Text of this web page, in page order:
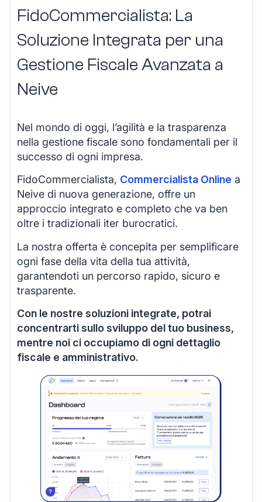
FidoCommercialista: La
Soluzione Integrata per una
Gestione Fiscale Avanzata a
Neive
Nel mondo di oggi, l’agilità e la trasparenza
nella gestione fiscale sono fondamentali per il
successo di ogni impresa.
FidoCommercialista, Commercialista Online a
Neive di nuova generazione, offre un
approccio integrato e completo che va ben
oltre i tradizionali iter burocratici.
La nostra offerta è concepita per semplificare
ogni fase della vita della tua attività,
garantendoti un percorso rapido, sicuro e
trasparente.
Con le nostre soluzioni integrate, potrai
concentrarti sullo sviluppo del tuo business,
mentre noi ci occupiamo di ogni dettaglio
fiscale e amministrativo.